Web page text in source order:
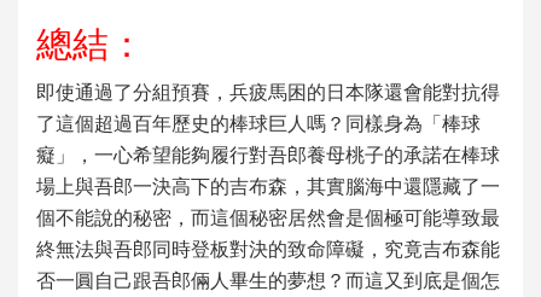
總結：
即使通過了分組預賽，兵疲馬困的日本隊還會能對抗得
了這個超過百年歷史的棒球巨人嗎？同樣身為「棒球
癡」，一心希望能夠履行對吾郎養母桃子的承諾在棒球
場上與吾郎一決高下的吉布森，其實腦海中還隱藏了一
個不能說的秘密，而這個秘密居然會是個極可能導致最
終無法與吾郎同時登板對決的致命障礙，究竟吉布森能
否一圓自己跟吾郎倆人畢生的夢想？而這又到底是個怎